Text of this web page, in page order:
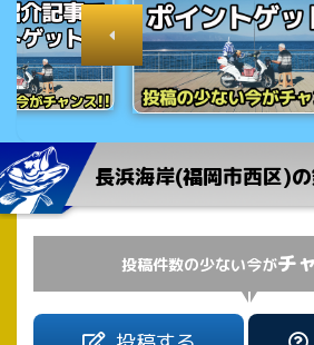
長浜海岸(福岡市西区)
投稿件数の少ない今がチ